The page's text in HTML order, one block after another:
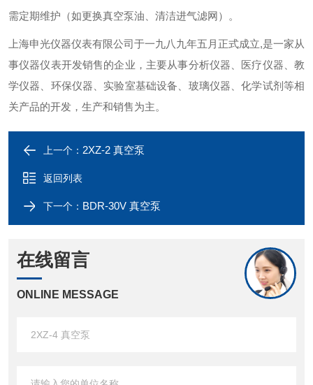
需定期维护（如更换真空泵油、清洁进气滤网）。
上海申光仪器仪表有限公司于一九八九年五月正式成立,是一家从
事仪器仪表开发销售的企业，主要从事分析仪器、医疗仪器、教
学仪器、环保仪器、实验室基础设备、玻璃仪器、化学试剂等相
关产品的开发，生产和销售为主。
上一个： 2XZ-2 真空泵
返回列表
下一个： BDR-30V 真空泵
在线留言
ONLINE MESSAGE